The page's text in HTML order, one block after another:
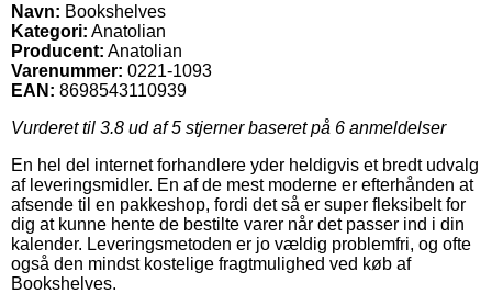
Navn: Bookshelves
Kategori: Anatolian
Producent: Anatolian
Varenummer: 0221-1093
EAN: 8698543110939
Vurderet til 3.8 ud af 5 stjerner baseret på 6 anmeldelser
En hel del internet forhandlere yder heldigvis et bredt udvalg
af leveringsmidler. En af de mest moderne er efterhånden at
afsende til en pakkeshop, fordi det så er super fleksibelt for
dig at kunne hente de bestilte varer når det passer ind i din
kalender. Leveringsmetoden er jo vældig problemfri, og ofte
også den mindst kostelige fragtmulighed ved køb af
Bookshelves.